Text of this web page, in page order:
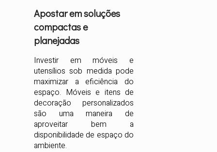
Apostar em soluções
compactas e
planejadas
Investir em móveis e
utensílios sob medida pode
maximizar a eficiência do
espaço. Móveis e itens de
decoração personalizados
são uma maneira de
aproveitar bem a
disponibilidade de espaço do
ambiente.